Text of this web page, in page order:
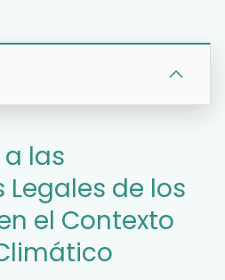
las
de los
el Contexto